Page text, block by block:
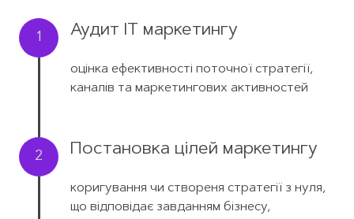
1 Аудит IT маркетингу
оцінка ефективності поточної стратегії,
каналів та маркетингових активностей
2 Постановка цілей маркетингу
коригування чи створеня стратегії з нуля,
що відповідає завданням бізнесу,